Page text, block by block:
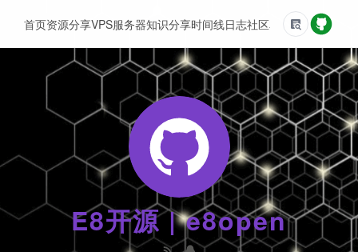
E8开源 | e8open
首页资源分享VPS服务器知识分享时间线日志社区友情链接